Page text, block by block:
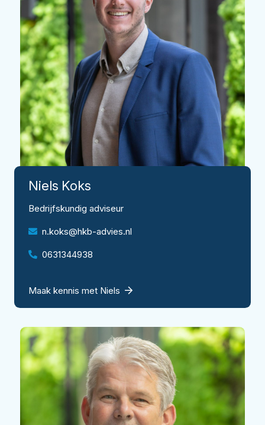
Niels Koks
Bedrijfskundig adviseur
n.koks@hkb-advies.nl
0631344938
Maak kennis met Niels